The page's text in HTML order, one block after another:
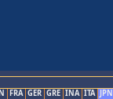
FRA GER GRE INA ITA JPN